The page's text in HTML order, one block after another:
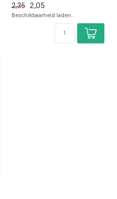
2,35 2,05
Beschikbaarheid laden..